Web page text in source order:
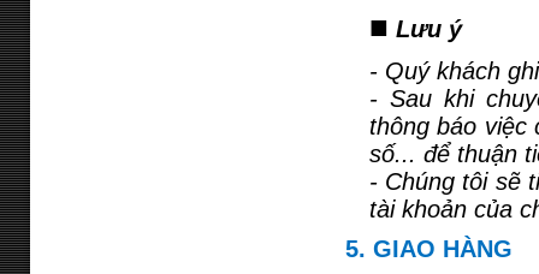
■ Lưu ý
- Quý khách
- Sau khi
thông báo việc
số... để thuận
- Chúng tôi sẽ
tài khoản của
5. GIAO HÀNG